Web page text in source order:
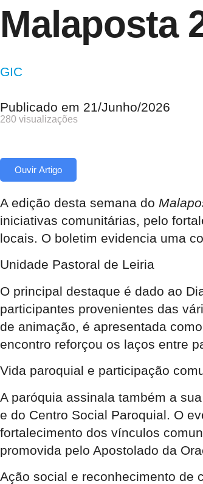
Malaposta
GIC
Publicado em 21/Junho/2026
280 visualizações
Ouvir Artigo
A edição desta semana do
iniciativas comunitárias, pelo
locais. O boletim evidencia uma
Unidade Pastoral de Leiria
O principal destaque é dado ao
participantes provenientes das
de animação, é apresentada
encontro reforçou os laços entre
Vida paroquial e participação
A paróquia assinala também a
e do Centro Social Paroquial. O
fortalecimento dos vínculos
promovida pelo Apostolado da
Ação social e reconhecimento de